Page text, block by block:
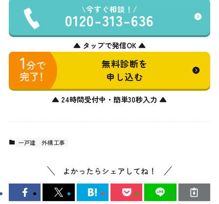
今すぐ相談！
0120-313-636
▲ タップで発信OK ▲
無料診断を
申し込む
▲ 24時間受付中・簡単30秒入力 ▲
一戸建 外構工事
よかったらシェアしてね！